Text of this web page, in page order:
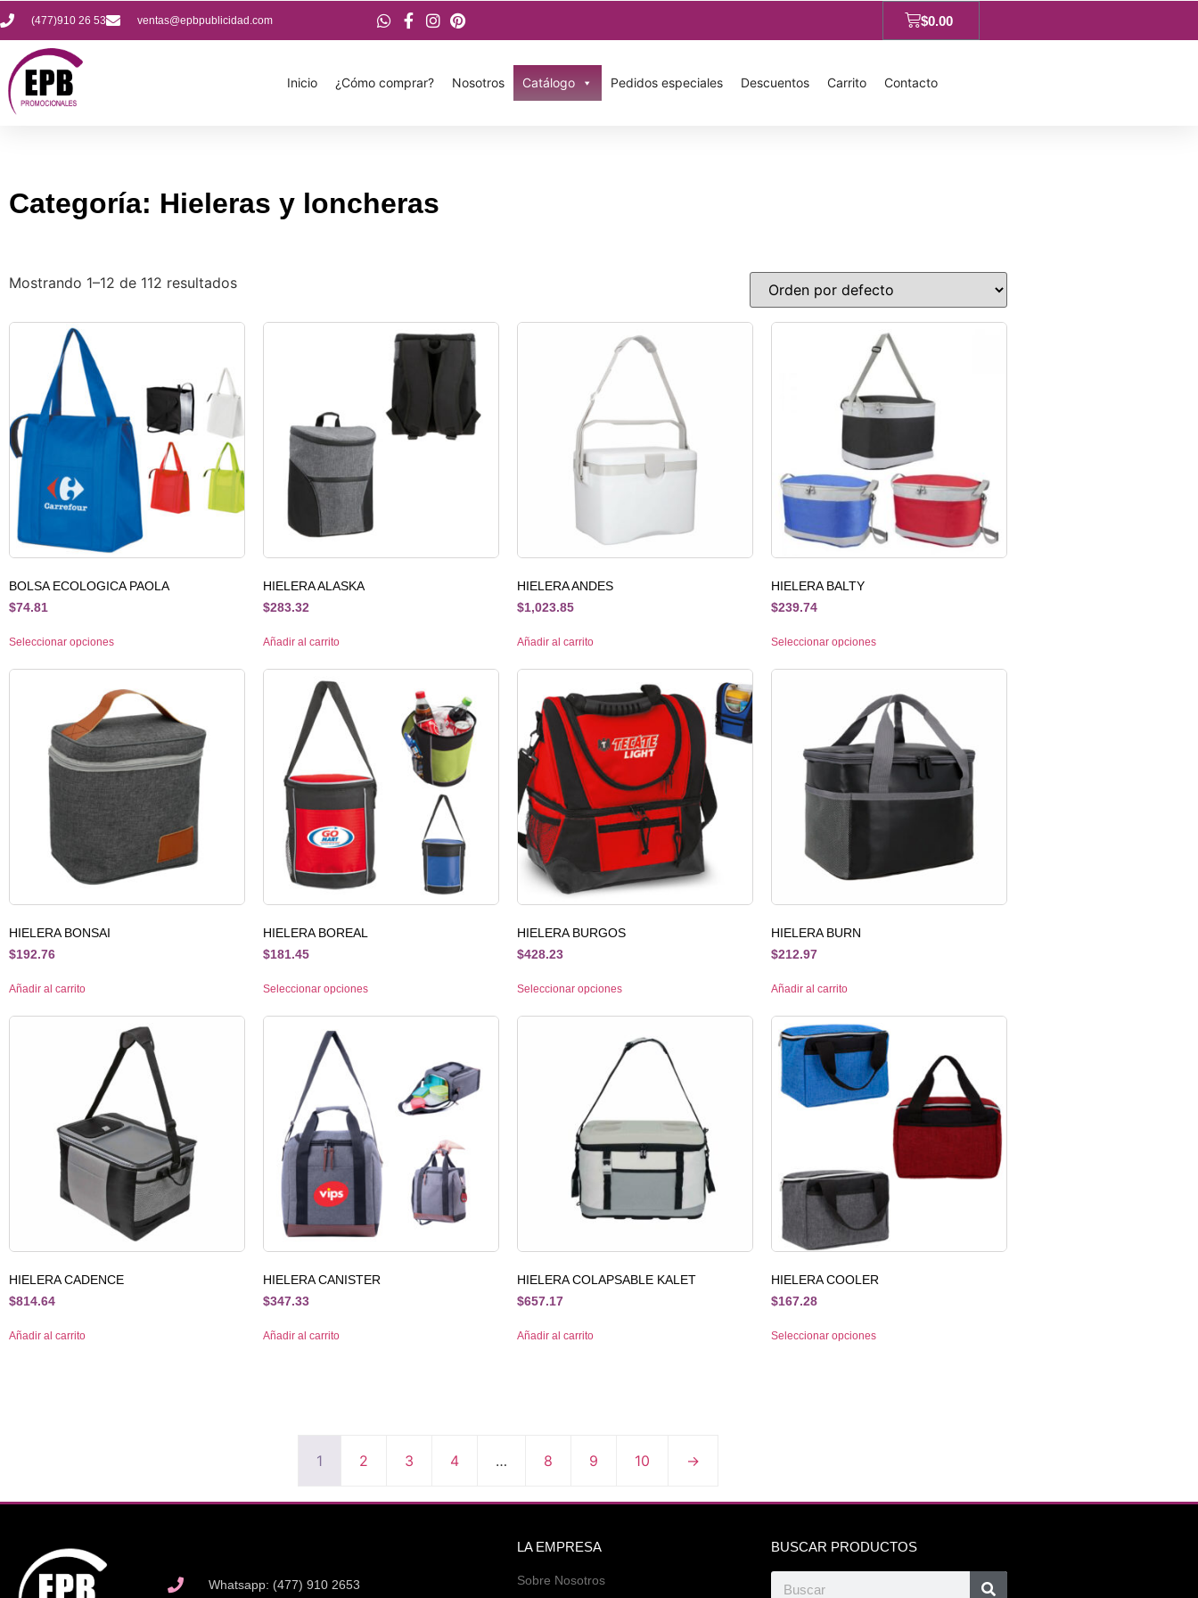
(477)910 26 53 ventas@epbpublicidad.com $0.00
Inicio ¿Cómo comprar? Nosotros Catálogo Pedidos especiales Descuentos Carrito Contacto
Categoría: Hieleras y loncheras
Mostrando 1–12 de 112 resultados
BOLSA ECOLOGICA PAOLA
$74.81
Seleccionar opciones
HIELERA ALASKA
$283.32
Añadir al carrito
HIELERA ANDES
$1,023.85
Añadir al carrito
HIELERA BALTY
$239.74
Seleccionar opciones
HIELERA BONSAI
$192.76
Añadir al carrito
HIELERA BOREAL
$181.45
Seleccionar opciones
HIELERA BURGOS
$428.23
Seleccionar opciones
HIELERA BURN
$212.97
Añadir al carrito
HIELERA CADENCE
$814.64
Añadir al carrito
HIELERA CANISTER
$347.33
Añadir al carrito
HIELERA COLAPSABLE KALET
$657.17
Añadir al carrito
HIELERA COOLER
$167.28
Seleccionar opciones
1 2 3 4 … 8 9 10 →
Whatsapp: (477) 910 2653
LA EMPRESA
Sobre Nosotros
BUSCAR PRODUCTOS